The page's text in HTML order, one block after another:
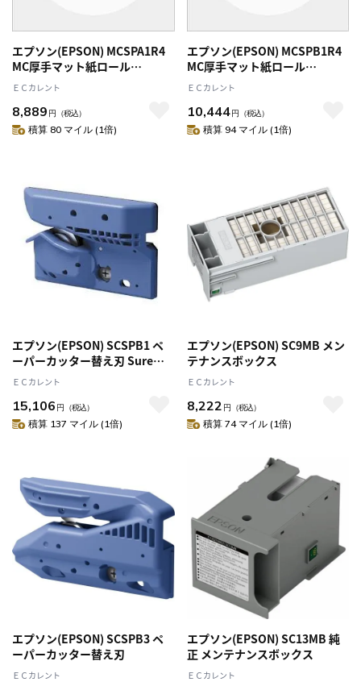
エプソン(EPSON) MCSPA1R4
MC厚手マット紙ロール
594mmx25m
ＥＣカレント
8,889 円 （税込）
積算 80 マイル (1倍)
エプソン(EPSON) MCSPB1R4
MC厚手マット紙ロール
728mmx25m
ＥＣカレント
10,444円 （税込）
積算 94 マイル (1倍)
エプソン(EPSON) SCSPB1 ペ
ーパーカッター替え刃 Sure
Color用
ＥＣカレント
15,106 円 （税込）
積算 137 マイル (1倍)
エプソン(EPSON) SC9MB メン
テナンスボックス
ＥＣカレント
8,222 円 （税込）
積算 74 マイル (1倍)
エプソン(EPSON) SCSPB3 ペ
ーパーカッター替え刃
ＥＣカレント
エプソン(EPSON) SC13MB 純
正 メンテナンスボックス
ＥＣカレント